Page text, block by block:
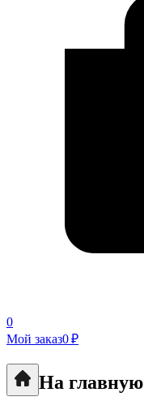
0
Мой заказ0 ₽
На главную